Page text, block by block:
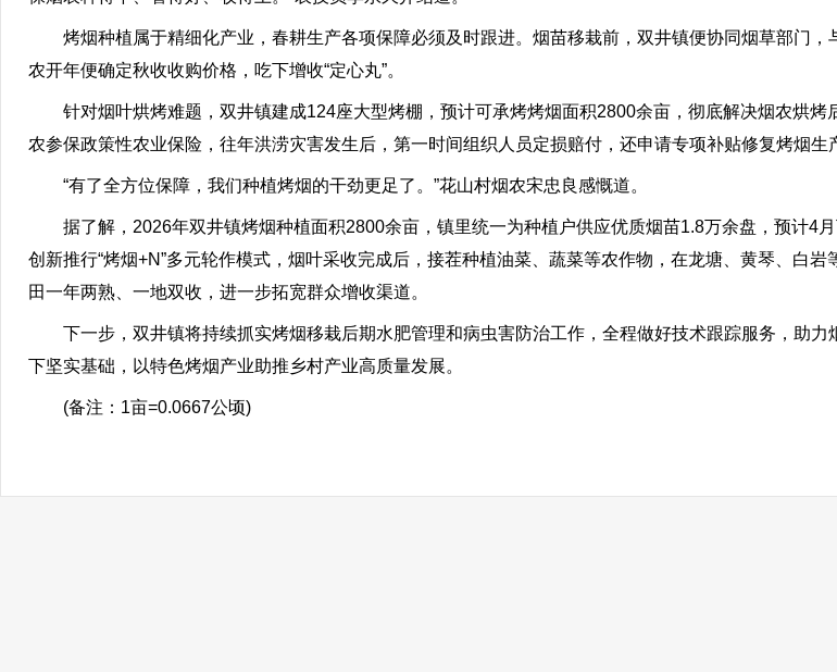
烤烟种植属于精细化产业，春耕生产各项保障必须及时跟进。烟苗移栽前，双井镇便协同烟草部门，
农开年便确定秋收收购价格，吃下增收“定心丸”。
针对烟叶烘烤难题，双井镇建成124座大型烤棚，预计可承烤烤烟面积2800余亩，彻底解决烟农烘烤
农参保政策性农业保险，往年洪涝灾害发生后，第一时间组织人员定损赔付，还申请专项补贴修复烤烟生
“有了全方位保障，我们种植烤烟的干劲更足了。”花山村烟农宋忠良感慨道。
据了解，2026年双井镇烤烟种植面积2800余亩，镇里统一为种植户供应优质烟苗1.8万余盘，预计4
创新推行“烤烟+N”多元轮作模式，烟叶采收完成后，接茬种植油菜、蔬菜等农作物，在龙塘、黄琴、白
田一年两熟、一地双收，进一步拓宽群众增收渠道。
下一步，双井镇将持续抓实烤烟移栽后期水肥管理和病虫害防治工作，全程做好技术跟踪服务，助力
下坚实基础，以特色烤烟产业助推乡村产业高质量发展。
(备注：1亩=0.0667公顷)